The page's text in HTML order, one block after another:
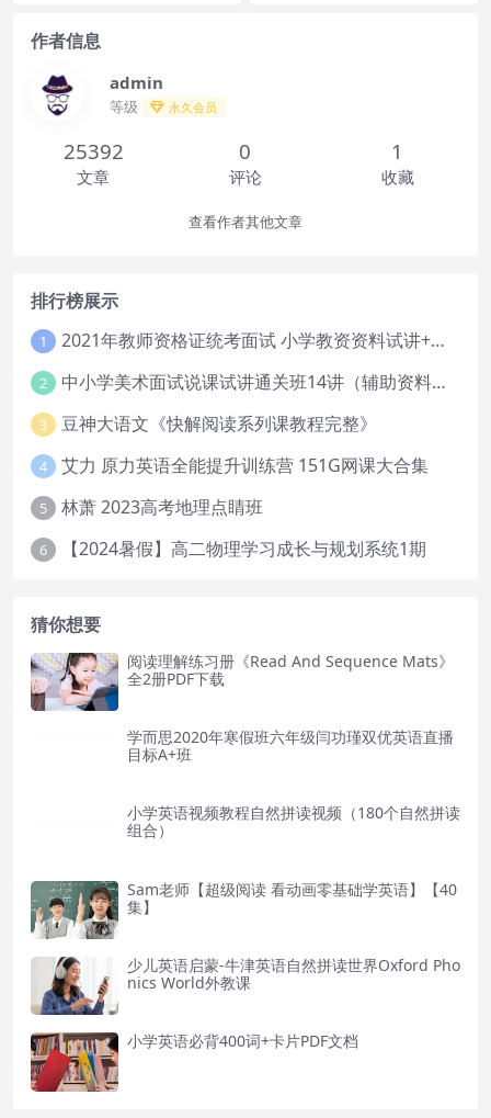
作者信息
admin
等级 永久会员
25392
文章
0
评论
1
收藏
查看作者其他文章
排行榜展示
1 2021年教师资格证统考面试 小学教资资料试讲+答辩
2 中小学美术面试说课试讲通关班14讲（辅助资料第一套）
3 豆神大语文《快解阅读系列课教程完整》
4 艾力 原力英语全能提升训练营 151G网课大合集
5 林萧 2023高考地理点睛班
6 【2024暑假】高二物理学习成长与规划系统1期
猜你想要
阅读理解练习册《Read And Sequence Mats》
全2册PDF下载
学而思2020年寒假班六年级闫功瑾双优英语直播
目标A+班
小学英语视频教程自然拼读视频（180个自然拼读
组合）
Sam老师【超级阅读 看动画零基础学英语】【40
集】
少儿英语启蒙-牛津英语自然拼读世界Oxford Pho
nics World外教课
小学英语必背400词+卡片PDF文档